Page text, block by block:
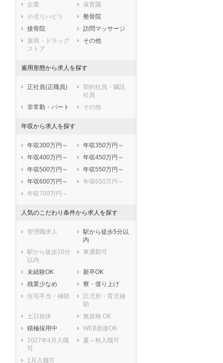
兵庫県
奈良県
鳥取県
島根県
広島県
山口県
徳島県
香川県
愛媛県
熊本県
大分県
企業
保育園
小児リハビリ
整骨院
接骨院
訪問マッサージ
薬局・ドラッグ
ストア
その他
雇用形態から求人を探す
正社員(正職員)
契約社員・嘱託
社員
非常勤・パート
その他
年収から求人を探す
年収300万円～
年収350万円～
年収400万円～
年収450万円～
年収500万円～
年収550万円～
年収600万円～
年収650万円～
年収700万円～
人気のこだわり条件から求人を探す
管理職求人
駅から徒歩5分以
内
駅から徒歩10分
以内
車通勤可
未経験OK
新卒OK
残業少なめ
寮・借り上げ
住宅手当・補助
託児所・育児補
助
土日祝休
無資格 OK
積極採用中
WEB面接OK
2027年4月入職
可
夏～秋入職可
1月入職可